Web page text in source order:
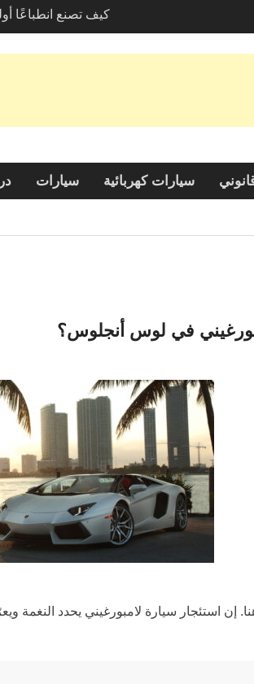
كيف تصنع انطباعًا
سيارة لامبورغيني
استكشاف خيارات
سيارات سيارات كهربائية
في لوس أنجلوس؟
إن استئجار سيارة لامبورغيني يحدد النغمة